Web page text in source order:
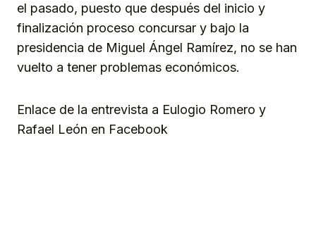
el pasado, puesto que después del inicio y
finalización proceso concursar y bajo la
presidencia de Miguel Ángel Ramírez, no se han
vuelto a tener problemas económicos.
Enlace de la entrevista a Eulogio Romero y
Rafael León en Facebook